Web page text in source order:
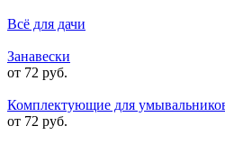
Всё для дачи
Занавески
от 72 руб.
Комплектующие для
от 72 руб.